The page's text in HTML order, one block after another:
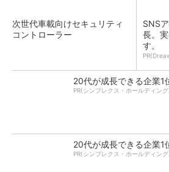
次世代車載向けセキュリティ
コントローラー
SNS
長。
す。
20代が成長できる企業1
PR(シンプレクス・ホールディン
20代が成長できる企業1
PR(シンプレクス・ホールディン